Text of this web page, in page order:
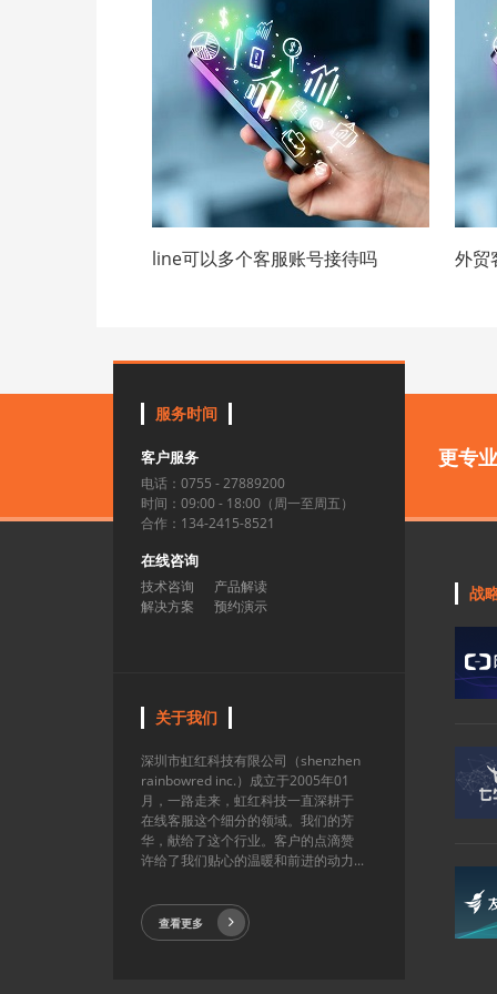
line可以多个客服账号接待吗 外贸
更专
服务时间
客户服务
电话：0755 - 27889200
时间：09:00 - 18:00（周一至周五）
合作：134-2415-8521
在线咨询
技术咨询
产品解读
解决方案
预约演示
关于我们
深圳市虹红科技有限公司（shenzhen
rainbowred inc.）成立于2005年01
月，一路走来，虹红科技一直深耕于
在线客服这个细分的领域。我们的芳
华，献给了这个行业。客户的点滴赞
许给了我们贴心的温暖和前进的动力...
查看更多
战